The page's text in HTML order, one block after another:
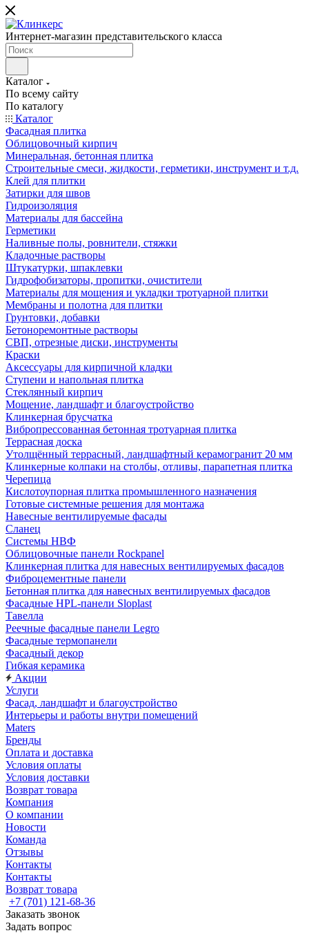
Интернет-магазин представительского класса
Каталог
По всему сайту
По каталогу
Каталог
Фасадная плитка
Облицовочный кирпич
Минеральная, бетонная плитка
Строительные смеси, жидкости, герметики, инструмент и т.д.
Клей для плитки
Затирки для швов
Гидроизоляция
Материалы для бассейна
Герметики
Наливные полы, ровнители, стяжки
Кладочные растворы
Штукатурки, шпаклевки
Гидрофобизаторы, пропитки, очистители
Материалы для мощения и укладки тротуарной плитки
Мембраны и полотна для плитки
Грунтовки, добавки
Бетоноремонтные растворы
СВП, отрезные диски, инструменты
Краски
Аксессуары для кирпичной кладки
Ступени и напольная плитка
Cтеклянный кирпич
Мощение, ландшафт и благоустройство
Клинкерная брусчатка
Вибропрессованная бетонная тротуарная плитка
Террасная доска
Утолщённый террасный, ландшафтный керамогранит 20 мм
Клинкерные колпаки на столбы, отливы, парапетная плитка
Черепица
Кислотоупорная плитка промышленного назначения
Готовые системные решения для монтажа
Навесные вентилируемые фасады
Сланец
Системы НВФ
Облицовочные панели Rockpanel
Клинкерная плитка для навесных вентилируемых фасадов
Фиброцементные панели
Бетонная плитка для навесных вентилируемых фасадов
Фасадные HPL-панели Sloplast
Тавелла
Реечные фасадные панели Legro
Фасадные термопанели
Фасадный декор
Гибкая керамика
Акции
Услуги
Фасад, ландшафт и благоустройство
Интерьеры и работы внутри помещений
Maters
Бренды
Оплата и доставка
Условия оплаты
Условия доставки
Возврат товара
Компания
О компании
Новости
Команда
Отзывы
Контакты
Контакты
Возврат товара
+7 (701) 121-68-36
Заказать звонок
Задать вопрос